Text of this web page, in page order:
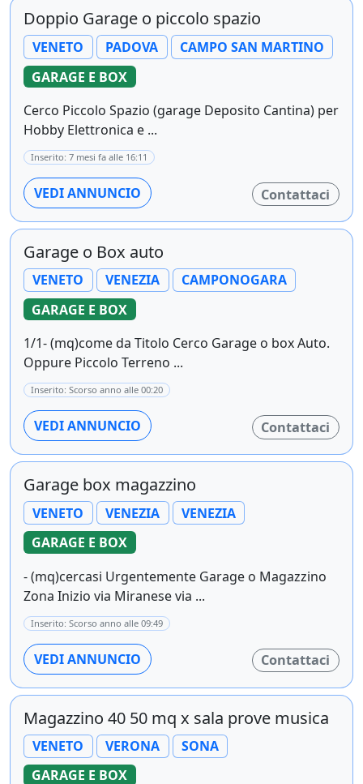
Doppio Garage o piccolo spazio
VENETO PADOVA
CAMPO SAN MARTINO
GARAGE E BOX
Cerco Piccolo Spazio (garage Deposito Cantina) per
Hobby Elettronica e ...
Inserito: 7 mesi fa alle 16:11
VEDI ANNUNCIO Contattaci
Garage o Box auto
VENETO VENEZIA
CAMPONOGARA
GARAGE E BOX
1/1- (mq)come da Titolo Cerco Garage o box Auto.
Oppure Piccolo Terreno ...
Inserito: Scorso anno alle 00:20
VEDI ANNUNCIO Contattaci
Garage box magazzino
VENETO VENEZIA
VENEZIA
GARAGE E BOX
- (mq)cercasi Urgentemente Garage o Magazzino
Zona Inizio via Miranese via ...
Inserito: Scorso anno alle 09:49
VEDI ANNUNCIO Contattaci
Magazzino 40 50 mq x sala prove musica
VENETO VERONA
SONA
GARAGE E BOX